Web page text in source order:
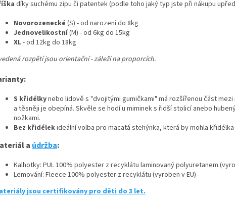
díky suchému zipu či patentek (podle toho jaký typ jste při nákupu
Novorozenecké (S) - od narození do 8kg
Jednovelikostní(M) - od 6kg do 15kg
XL- od 12kg do 18kg
rozpětí jsou orientační - záleží na proporcích.
S křidélkynebo lidově s "dvojitými gumičkami" má rozšířenou část mezi
a těsněji je obepíná. Skvěle se hodí u miminek s řidší stolicí anebo
nožkami.
Bez křidélekideální volba pro macatá stehýnka, která by mohla
a údržba:
Kalhotky: PUL 100% polyester z recyklátu laminovaný polyuretanem
Lemování: Fleece 100% polyester z recyklátu (vyroben v EU)
jsou certifikovány pro děti do 3 let.